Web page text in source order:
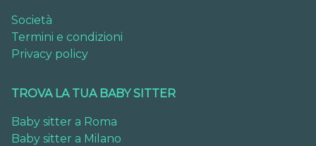
Società
Termini e condizioni
Privacy policy
TROVA LA TUA BABY SITTER
Baby sitter a Roma
Baby sitter a Milano